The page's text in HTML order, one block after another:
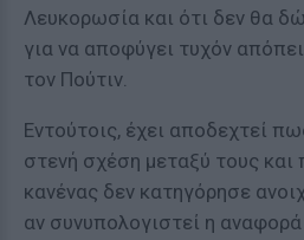
Λευκορωσία και ότι δεν θα
για να αποφύγει τυχόν
τον Πούτιν.
Εντούτοις, έχει αποδεχτεί
στενή σχέση μεταξύ τους και
κανένας δεν κατηγόρησε
αν συνυπολογιστεί η αναφορά